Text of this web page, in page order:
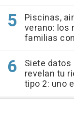
Piscinas,
verano: los
familias
Siete
revelan tu
tipo 2: uno